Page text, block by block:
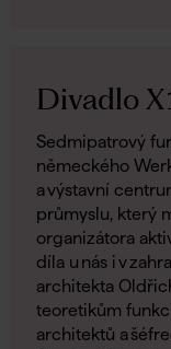
Divadlo
Sedmipatrový
německého
a výstavní
průmyslu, který
organizátora
díla u nás i v
architekta
teoretikům
architektů a